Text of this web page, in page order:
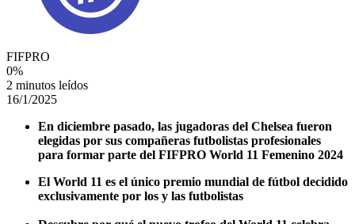
FIFPRO
0%
2 minutos leídos
16/1/2025
En diciembre pasado, las jugadoras del Chelsea fueron
elegidas por sus compañeras futbolistas profesionales
para formar parte del FIFPRO World 11 Femenino 2024
El World 11 es el único premio mundial de fútbol decidido
exclusivamente por los y las futbolistas